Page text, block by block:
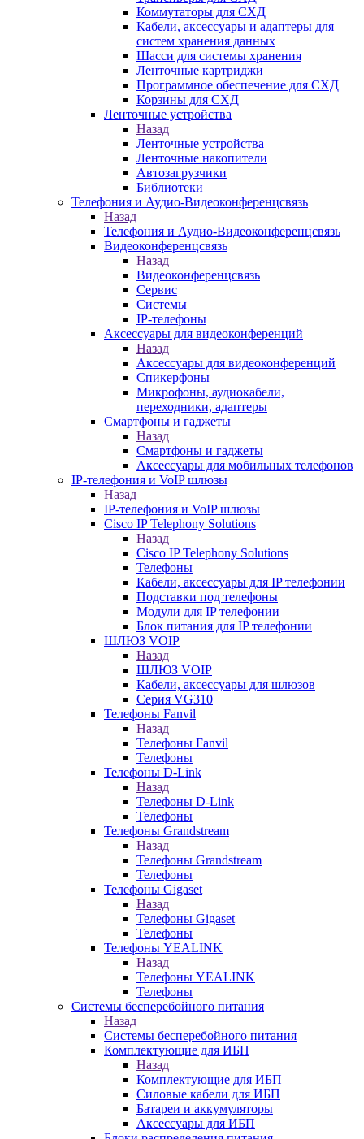
Коммутаторы для СХД
Кабели, аксессуары и адаптеры для
систем хранения данных
Шасси для системы хранения
Ленточные картриджи
Программное обеспечение для СХД
Корзины для СХД
Ленточные устройства
Назад
Ленточные устройства
Ленточные накопители
Автозагрузчики
Библиотеки
Телефония и Аудио-Видеоконференцсвязь
Назад
Телефония и Аудио-Видеоконференцсвязь
Видеоконференцсвязь
Назад
Видеоконференцсвязь
Сервис
Системы
IP-телефоны
Аксессуары для видеоконференций
Назад
Аксессуары для видеоконференций
Спикерфоны
Микрофоны, аудиокабели,
переходники, адаптеры
Смартфоны и гаджеты
Назад
Смартфоны и гаджеты
Аксессуары для мобильных телефонов
IP-телефония и VoIP шлюзы
Назад
IP-телефония и VoIP шлюзы
Cisco IP Telephony Solutions
Назад
Cisco IP Telephony Solutions
Телефоны
Кабели, аксессуары для IP телефонии
Подставки под телефоны
Модули для IP телефонии
Блок питания для IP телефонии
ШЛЮЗ VOIP
Назад
ШЛЮЗ VOIP
Кабели, аксессуары для шлюзов
Серия VG310
Телефоны Fanvil
Назад
Телефоны Fanvil
Телефоны
Телефоны D-Link
Назад
Телефоны D-Link
Телефоны
Телефоны Grandstream
Назад
Телефоны Grandstream
Телефоны
Телефоны Gigaset
Назад
Телефоны Gigaset
Телефоны
Телефоны YEALINK
Назад
Телефоны YEALINK
Телефоны
Системы бесперебойного питания
Назад
Системы бесперебойного питания
Комплектующие для ИБП
Назад
Комплектующие для ИБП
Силовые кабели для ИБП
Батареи и аккумуляторы
Аксессуары для ИБП